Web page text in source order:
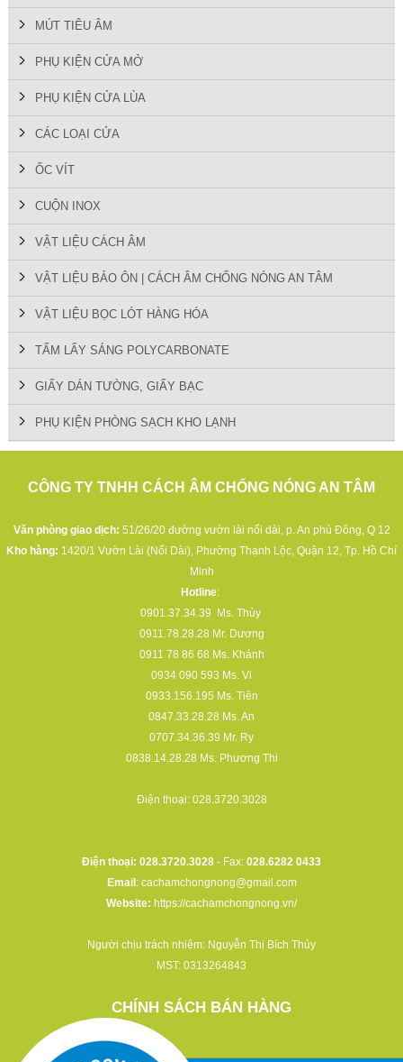
MÚT TIÊU ÂM
PHỤ KIỆN CỬA MỞ
PHỤ KIỆN CỬA LÙA
CÁC LOẠI CỬA
ỐC VÍT
CUỘN INOX
VẬT LIỆU CÁCH ÂM
VẬT LIỆU BẢO ÔN | CÁCH ÂM CHỐNG NÓNG AN TÂM
VẬT LIỆU BỌC LÓT HÀNG HÓA
TẤM LẤY SÁNG POLYCARBONATE
GIẤY DÁN TƯỜNG, GIẤY BẠC
PHỤ KIỆN PHÒNG SẠCH KHO LẠNH
CÔNG TY TNHH CÁCH ÂM CHỐNG NÓNG AN TÂM
Văn phòng giao dịch: 51/26/20 đường vườn lài nối dài, p. An phú Đông, Q 12
Kho hàng: 1420/1 Vườn Lài (Nối Dài), Phường Thạnh Lộc, Quận 12, Tp. Hồ Chí
Minh
Hotline:
0901.37.34.39
Ms. Thủy
0911.78.28.28 Mr. Dương
0911 78 86 68 Ms. Khánh
0934 090 593 Ms. Vi
0933.156.195 Ms. Tiên
0847.33.28.28 Ms. An
0707.34.36.39 Mr. Ry
0838.14.28.28 Ms. Phương Thi
Điện thoại: 028.3720.3028
Điện thoại: 028.3720.3028 - Fax: 028.6282 0433
Email : cachamchongnong@gmail.com
Website: https://cachamchongnong.vn/
Người chịu trách nhiệm: Nguyễn Thị Bích Thủy
MST: 0313264843
CHÍNH SÁCH BÁN HÀNG